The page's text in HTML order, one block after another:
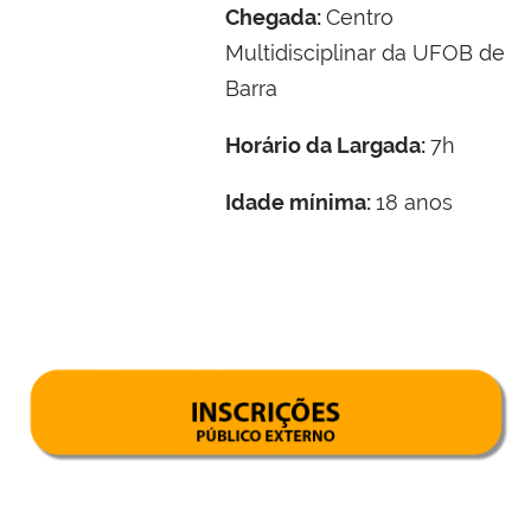
Chegada:Centro
Multidisciplinar da UFOB de
Barra
Horário da Largada:7h
Idade mínima:18 anos